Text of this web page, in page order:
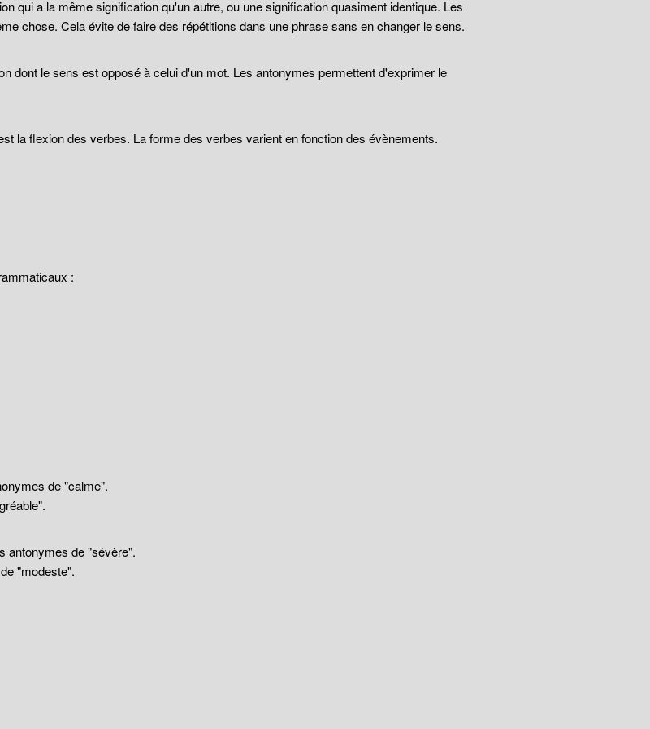
qui a la même signification qu'un autre, ou une signification quasiment identique. Les
chose. Cela évite de faire des répétitions dans une phrase sans en changer le sens.
dont le sens est opposé à celui d'un mot. Les antonymes permettent d'exprimer le
la flexion des verbes. La forme des verbes varient en fonction des évènements.
:
de "calme".
antonymes de "sévère".
"modeste".